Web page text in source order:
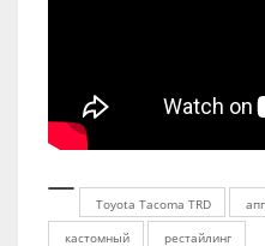
Toyota Tacoma TRD
кастомный
рестайлинг